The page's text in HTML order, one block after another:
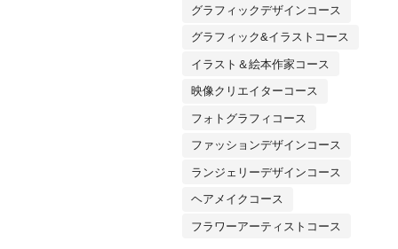
グラフィックデザインコース
グラフィック&イラストコース
イラスト＆絵本作家コース
映像クリエイターコース
フォトグラフィコース
ファッションデザインコース
ランジェリーデザインコース
ヘアメイクコース
フラワーアーティストコース